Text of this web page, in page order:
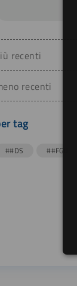
recenti
recenti
tag
##DS ##FGU